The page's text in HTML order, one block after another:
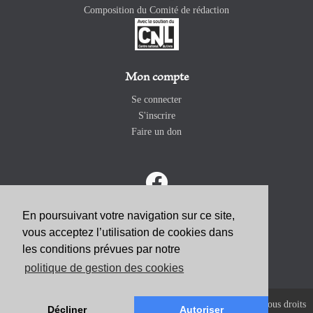
En poursuivant votre navigation sur ce site,
vous acceptez l’utilisation de cookies dans
les conditions prévues par notre
politique de gestion des cookies
Décliner Autoriser
Composition du Comité de rédaction
Mon compte
Se connecter
S'inscrire
Faire un don
ABONNEZ-VOUS
Copyright 2026 Revue Catholique Internationale COMMUNIO. Tous droits